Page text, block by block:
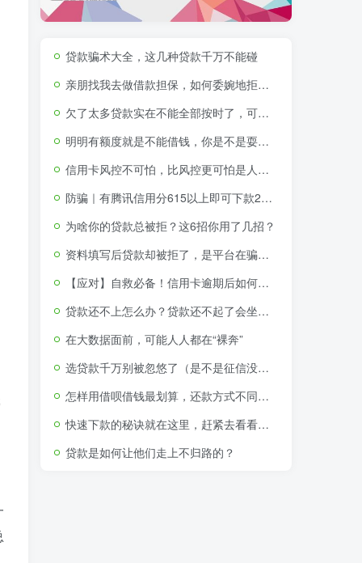
贷款骗术大全，这几种贷款千万不能碰
亲朋找我去做借款担保，如何委婉地拒绝？
欠了太多贷款实在不能全部按时了，可以不还那些不征信的贷款吗
明明有额度就是不能借钱，你是不是耍我？！
信用卡风控不可怕，比风控更可怕是人性的贪婪与短视
防骗｜有腾讯信用分615以上即可下款2000-15000元
为啥你的贷款总被拒？这6招你用了几招？
资料填写后贷款却被拒了，是平台在骗取个人资料吗？
【应对】自救必备！信用卡逾期后如何申请停息挂账分期还款
贷款还不上怎么办？贷款还不起了会坐牢吗（附视频教程）
在大数据面前，可能人人都在“裸奔”
选贷款千万别被忽悠了（是不是征信没问题就可以贷款了）
怎样用借呗借钱最划算，还款方式不同利息竟相差650
快速下款的秘诀就在这里，赶紧去看看吧！
贷款是如何让他们走上不归路的？